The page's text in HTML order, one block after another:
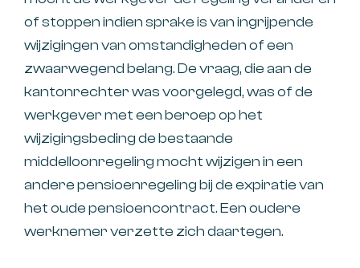
of stoppen indien sprake is van ingrijpende
wijzigingen van omstandigheden of een
zwaarwegend belang. De vraag, die aan de
kantonrechter was voorgelegd, was of de
werkgever met een beroep op het
wijzigingsbeding de bestaande
middelloonregeling mocht wijzigen in een
andere pensioenregeling bij de expiratie van
het oude pensioencontract. Een oudere
werknemer verzette zich daartegen.